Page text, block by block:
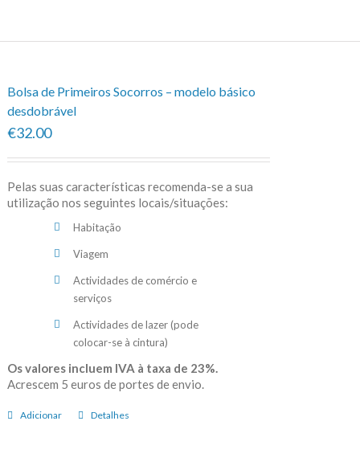
Bolsa de Primeiros Socorros – modelo básico
desdobrável
€32.00
Pelas suas características recomenda-se a sua
utilização nos seguintes locais/situações:
Habitação
Viagem
Actividades de comércio e
serviços
Actividades de lazer (pode
colocar-se à cintura)
Os valores incluem IVA à taxa de 23%.
Acrescem 5 euros de portes de envio.
Adicionar Detalhes